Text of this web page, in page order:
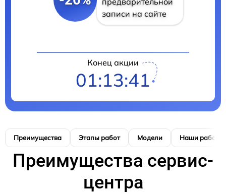
записи на сайте
Конец акции
01:13:40
Преимущества Этапы работ Модели Наши работы
Преимущества сервис-
центра